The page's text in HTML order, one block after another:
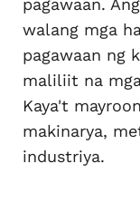
pagawaan.
walang mga
pagawaan ng
maliliit na
Kaya't
makinarya,
industriya.